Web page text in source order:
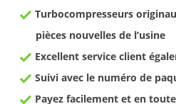
Turbocompresseurs
pièces nouvelles de l’usine
Excellent service client
Suivi avec le numéro de
Payez facilement et en